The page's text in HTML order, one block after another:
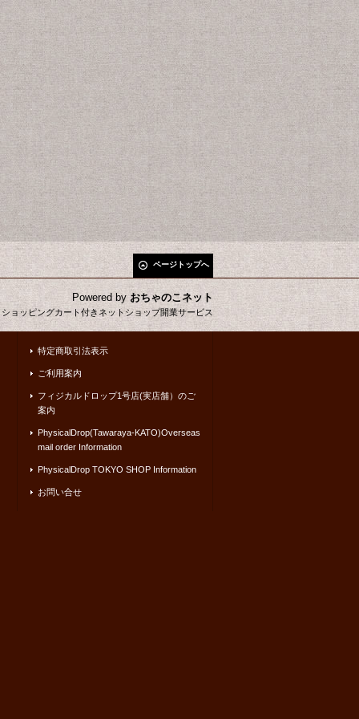
ページトップへ
Powered byおちゃのこネット
ョッピングカート付きネットショップ開業サービス
特定商取引法表示
ご利用案内
フィジカルドロップ1号店(実店舗）のご
案内
PhysicalDrop(Tawaraya-KATO)Overseas
mail order Information
PhysicalDrop TOKYO SHOP Information
お問い合せ